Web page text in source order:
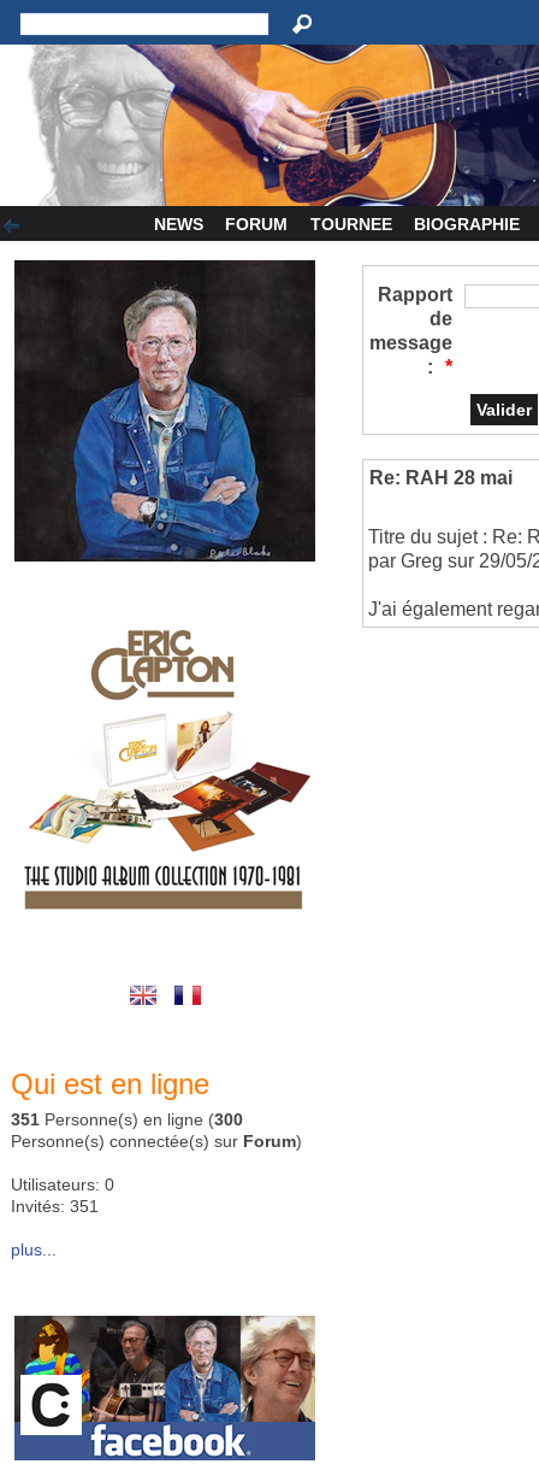
NEWS FORUM TOURNEE BIOGRAPHIE
Qui est en ligne
351 Personne(s) en ligne (300
Personne(s) connectée(s) sur Forum)
Utilisateurs: 0
Invités: 351
plus...
Rapport
de
message
:
*
Re: RAH 28 mai
Titre du sujet : Re:
par Greg sur 29/
J'ai également